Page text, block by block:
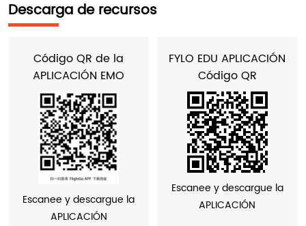
Descarga de recursos
Código QR de la
APLICACIÓN EMO
Escanee y descargue la
APLICACIÓN
FYLO EDU APLICACIÓN
Código QR
Escanee y descargue la
APLICACIÓN